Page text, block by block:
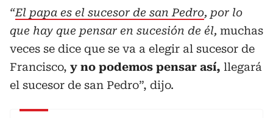
“El papa es el sucesor de san Pedro, por lo
que hay que pensar en sucesión de él, muchas
veces se dice que se va a elegir al sucesor de
Francisco, y no podemos pensar así, llegará
el sucesor de san Pedro”, dijo.